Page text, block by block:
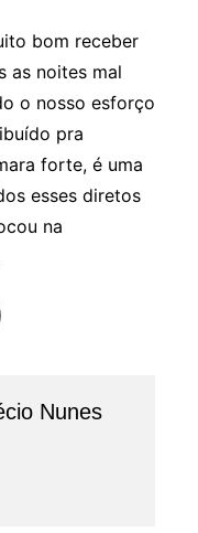
bom receber
as noites mal
o nosso esforço
pra
forte, é uma
esses diretos
na
Nunes